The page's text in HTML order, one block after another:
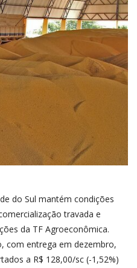
do Sul mantém condições
travada e
da TF Agroeconômica.
com entrega em dezembro,
a R$ 128,00/sc (-1,52%)